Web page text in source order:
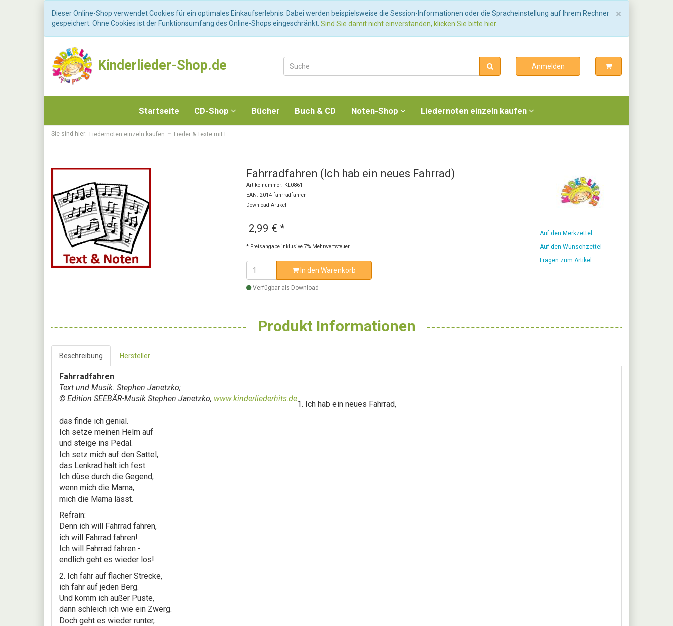
×
Dieser Online-Shop verwendet Cookies für ein optimales Einkaufserlebnis. Dabei werden beispielsweise die Session-Informationen oder die Spracheinstellung auf Ihrem Rechner
gespeichert. Ohne Cookies ist der Funktionsumfang des Online-Shops eingeschränkt. Sind Sie damit nicht einverstanden, klicken Sie bitte hier.
Kinderlieder-Shop.de Anmelden
Startseite CD-Shop Bücher Buch & CD Noten-Shop Liedernoten einzeln kaufen
Sie sind hier: Liedernoten einzeln kaufen Lieder & Texte mit F
Fahrradfahren (Ich hab ein neues Fahrrad)
Artikelnummer: KL0861
EAN: 2014-fahrradfahren
Download-Artikel
2,99 € *
* Preisangabe inklusive 7% Mehrwertsteuer.
In den Warenkorb
Verfügbar als Download
Auf den Merkzettel
Auf den Wunschzettel
Fragen zum Artikel
Produkt Informationen
Beschreibung Hersteller
Fahrradfahren
Text und Musik: Stephen Janetzko;
© Edition SEEBÄR-Musik Stephen Janetzko, www.kinderliederhits.de
1. Ich hab ein neues Fahrrad,
das finde ich genial.
Ich setze meinen Helm auf
und steige ins Pedal.
Ich setz mich auf den Sattel,
das Lenkrad halt ich fest.
Ich düse durch die Gegend,
wenn mich die Mama,
mich die Mama lässt.
Refrain:
Denn ich will Fahrrad fahren,
ich will Fahrrad fahren!
Ich will Fahrrad fahren -
endlich geht es wieder los!
2. Ich fahr auf flacher Strecke,
ich fahr auf jeden Berg.
Und komm ich außer Puste,
dann schleich ich wie ein Zwerg.
Doch geht es wieder runter,